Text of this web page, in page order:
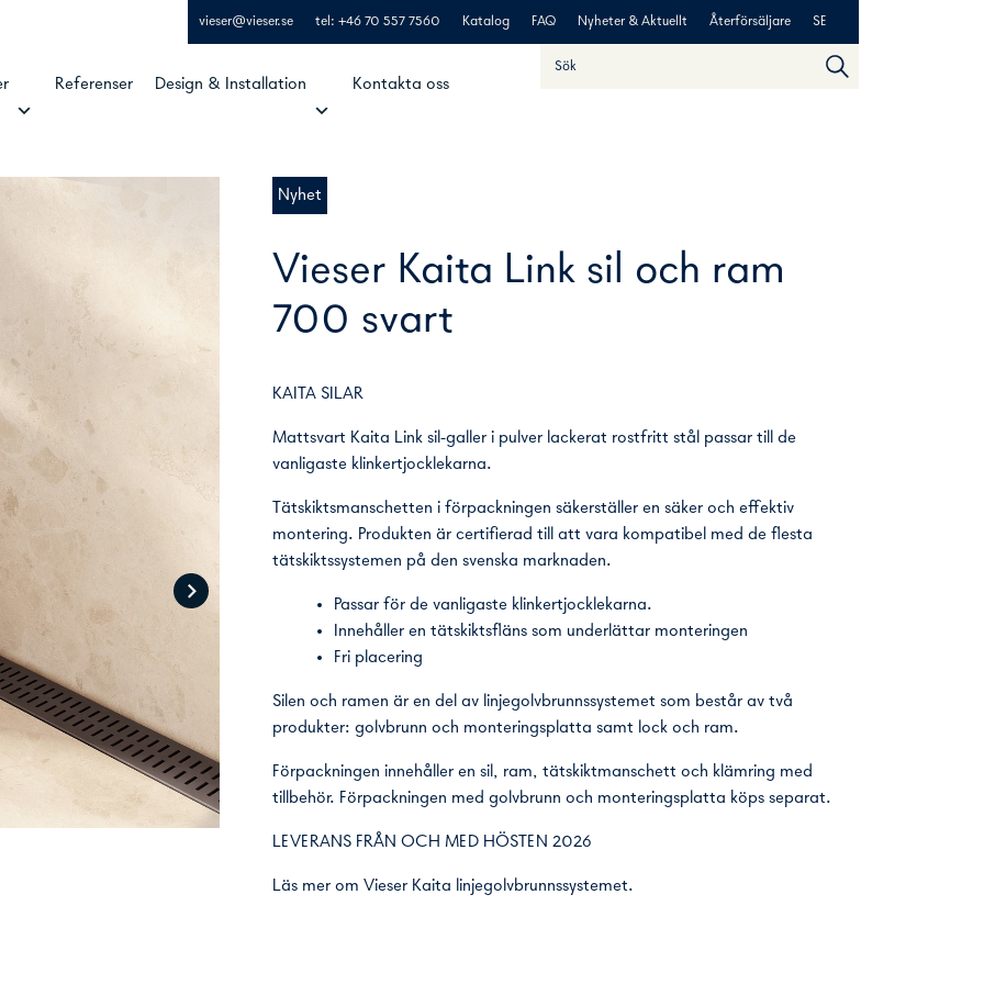
vieser@vieser.se tel: +46 70 557 7560 Katalog FAQ Nyheter & Aktuellt Återförsäljare SE
Referenser Design & Installation Kontakta oss
När automatisk komplettering av resultat är tillgängliga
Nyhet
Vieser Kaita Link sil och ram
700 svart
KAITA SILAR
Mattsvart Kaita Link sil-galler i pulver lackerat rostfritt stål passar till de
vanligaste klinkertjocklekarna.
Tätskiktsmanschetten i förpackningen säkerställer en säker och effektiv
montering. Produkten är certifierad till att vara kompatibel med de flesta
tätskiktssystemen på den svenska marknaden.
Passar för de vanligaste klinkertjocklekarna.
Innehåller en tätskiktsfläns som underlättar monteringen
Fri placering
Silen och ramen är en del av linjegolvbrunnssystemet som består av två
produkter: golvbrunn och monteringsplatta samt lock och ram.
Förpackningen innehåller en sil, ram, tätskiktmanschett och klämring med
tillbehör. Förpackningen med golvbrunn och monteringsplatta köps separat.
LEVERANS FRÅN OCH MED HÖSTEN 2026
Läs mer om Vieser Kaita linjegolvbrunnssystemet.